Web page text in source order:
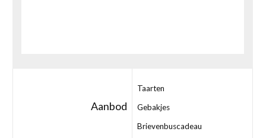
Aanbod
Taarten
Gebakjes
Brievenbuscadeau